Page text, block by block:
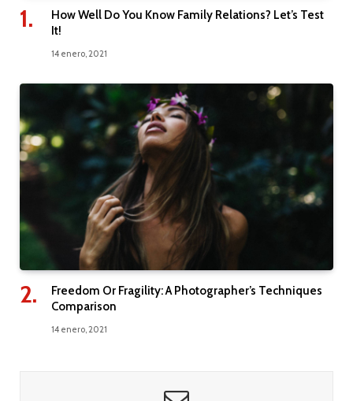
How Well Do You Know Family Relations? Let’s Test
It!
14 enero, 2021
Freedom Or Fragility: A Photographer’s Techniques
Comparison
14 enero, 2021